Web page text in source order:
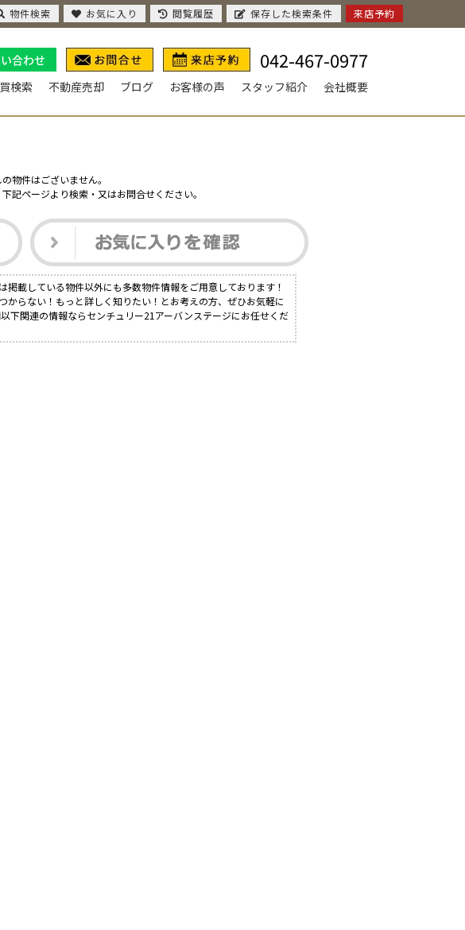
合わせ 042-467-0977
検索 不動産売却 ブログ お客様の声 スタッフ紹介 会社概要
物件はございません。
記ページより検索・又はお問合せください。
載している物件以外にも多数物件情報をご用意しております！
らない！もっと詳しく知りたい！とお考えの方、ぜひお気軽に
下関連の情報ならセンチュリー21アーバンステージにお任せくだ
物件検索 お気に入り 閲覧履歴 保存した検索条件 来店予約